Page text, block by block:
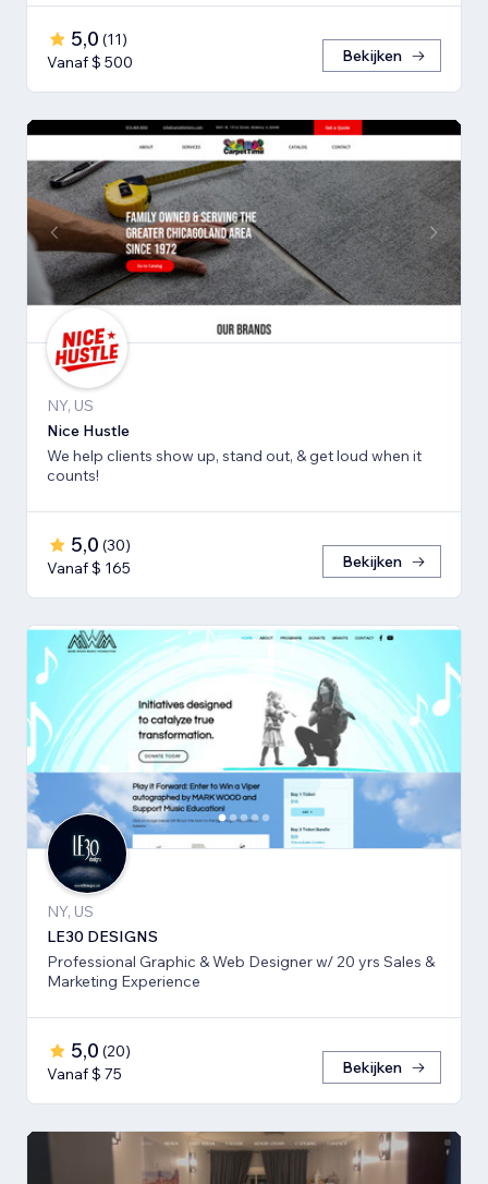
5,0 (11)
Vanaf $ 500
Bekijken
NY, US
Nice Hustle
We help clients show up, stand out, & get loud when it
counts!
5,0 (30)
Vanaf $ 165
Bekijken
NY, US
LE30 DESIGNS
Professional Graphic & Web Designer w/ 20 yrs Sales &
Marketing Experience
5,0 (20)
Vanaf $ 75
Bekijken